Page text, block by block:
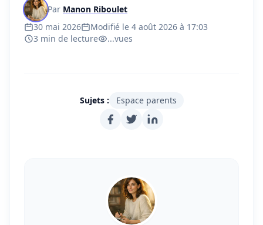
Par Manon Riboulet
30 mai 2026
Modifié le 4 août 2026 à 17:03
3 min de lecture
...vues
Sujets : Espace parents